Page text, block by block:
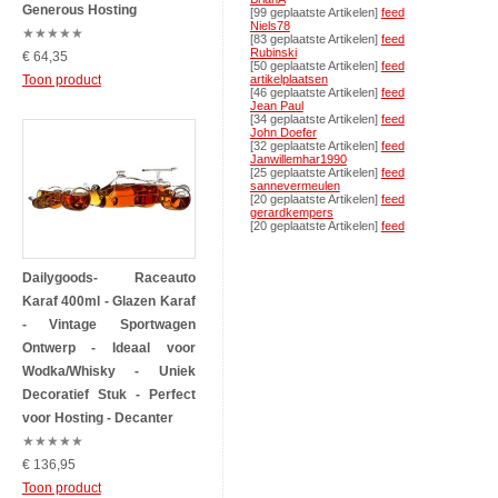
Generous Hosting
★★★★★
€ 64,35
Toon product
Dailygoods- Raceauto
Karaf 400ml - Glazen Karaf
- Vintage Sportwagen
Ontwerp - Ideaal voor
Wodka/Whisky - Uniek
Decoratief Stuk - Perfect
voor Hosting - Decanter
★★★★★
€ 136,95
Toon product
[99 geplaatste Artikelen] feed
Niels78
[83 geplaatste Artikelen] feed
Rubinski
[50 geplaatste Artikelen] feed
artikelplaatsen
[46 geplaatste Artikelen] feed
Jean Paul
[34 geplaatste Artikelen] feed
John Doefer
[32 geplaatste Artikelen] feed
Janwillemhar1990
[25 geplaatste Artikelen] feed
sannevermeulen
[20 geplaatste Artikelen] feed
gerardkempers
[20 geplaatste Artikelen] feed